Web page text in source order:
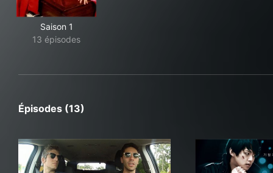
Saison 1
13 épisodes
Épisodes (13)